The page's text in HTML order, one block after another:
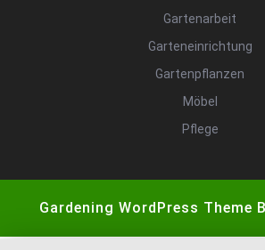
Gartenarbeit
Garteneinrichtung
Gartenpflanzen
Möbel
Pflege
Gardening WordPress Theme